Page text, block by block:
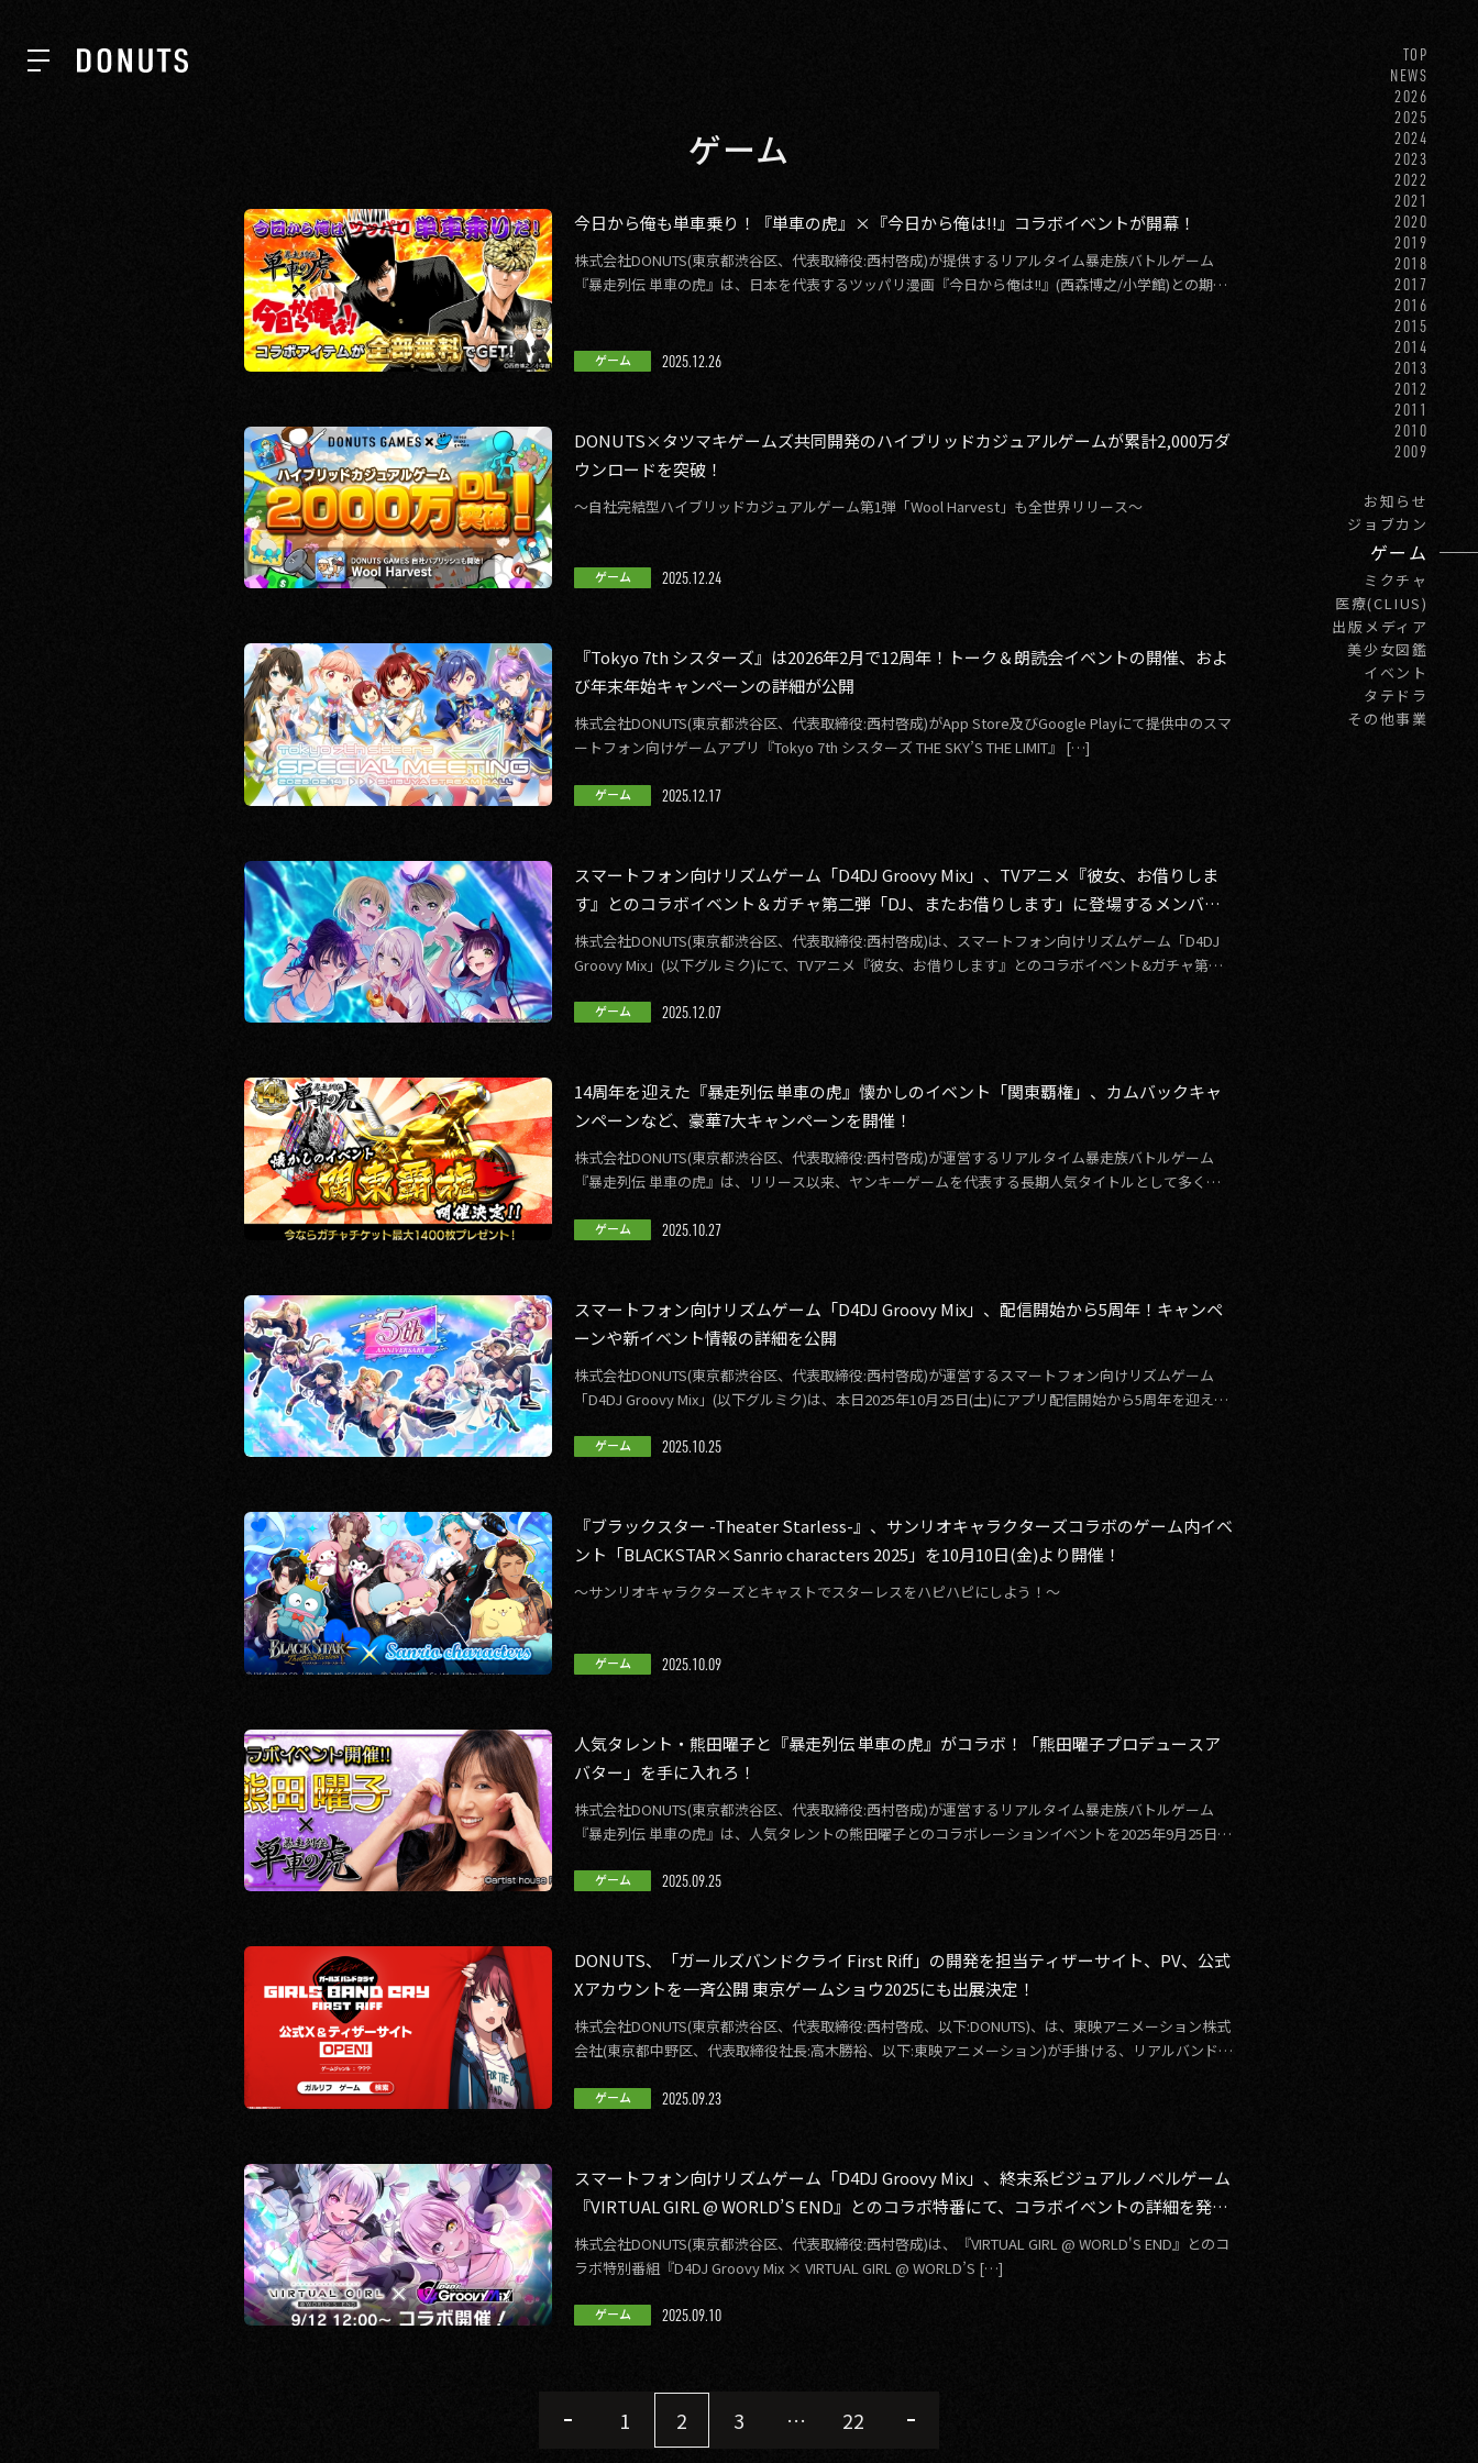
NEWS
ABOUT
GROUP
RECRUIT
CONTACT
PRIVACY POLICY
TOP
NEWS
2026
2025
2024
2023
2022
2021
2020
2019
2018
2017
2016
2015
2014
2013
2012
2011
2010
2009
お知らせ
ジョブカン
ゲーム
ミクチャ
医療(CLIUS)
出版メディア
美少女図鑑
イベント
タテドラ
その他事業
ゲーム
今日から俺も単車乗り！『単車の虎』×『今日から俺は!!』コラボイベントが開幕！
株式会社DONUTS(東京都渋谷区、代表取締役:西村啓成)が提供するリアルタイム暴走族バトルゲーム
『暴走列伝 単車の虎』は、日本を代表するツッパリ漫画『今日から俺は!!』(西森博之/小学館)との期間
ゲーム 2025.12.26
DONUTS×タツマキゲームズ共同開発のハイブリッドカジュアルゲームが累計2,000万ダ
ウンロードを突破！
～自社完結型ハイブリッドカジュアルゲーム第1弾「Wool Harvest」も全世界リリース～
ゲーム 2025.12.24
『Tokyo 7th シスターズ』は2026年2月で12周年！トーク＆朗読会イベントの開催、およ
び年末年始キャンペーンの詳細が公開
株式会社DONUTS(東京都渋谷区、代表取締役:西村啓成)がApp Store及びGoogle Playにて提供中のスマ
ートフォン向けゲームアプリ『Tokyo 7th シスターズ THE SKY’S THE LIMIT』 […]
ゲーム 2025.12.17
スマートフォン向けリズムゲーム「D4DJ Groovy Mix」、TVアニメ『彼女、お借りしま
す』とのコラボイベント＆ガチャ第二弾「DJ、またお借りします」に登場するメンバー
イラストを公開！
株式会社DONUTS(東京都渋谷区、代表取締役:西村啓成)は、スマートフォン向けリズムゲーム「D4DJ
Groovy Mix」(以下グルミク)にて、TVアニメ『彼女、お借りします』とのコラボイベント&ガチャ第二
ゲーム 2025.12.07
14周年を迎えた『暴走列伝 単車の虎』懐かしのイベント「関東覇権」、カムバックキャ
ンペーンなど、豪華7大キャンペーンを開催！
株式会社DONUTS(東京都渋谷区、代表取締役:西村啓成)が運営するリアルタイム暴走族バトルゲーム
『暴走列伝 単車の虎』は、リリース以来、ヤンキーゲームを代表する長期人気タイトルとして多くの
ゲーム 2025.10.27
スマートフォン向けリズムゲーム「D4DJ Groovy Mix」、配信開始から5周年！キャンペ
ーンや新イベント情報の詳細を公開
株式会社DONUTS(東京都渋谷区、代表取締役:西村啓成)が運営するスマートフォン向けリズムゲーム
「D4DJ Groovy Mix」(以下グルミク)は、本日2025年10月25日(土)にアプリ配信開始から5周年を迎えま
ゲーム 2025.10.25
『ブラックスター -Theater Starless-』、サンリオキャラクターズコラボのゲーム内イベ
ント「BLACKSTAR×Sanrio characters 2025」を10月10日(金)より開催！
～サンリオキャラクターズとキャストでスターレスをハピハピにしよう！～
ゲーム 2025.10.09
人気タレント・熊田曜子と『暴走列伝 単車の虎』がコラボ！「熊田曜子プロデュースア
バター」を手に入れろ！
株式会社DONUTS(東京都渋谷区、代表取締役:西村啓成)が運営するリアルタイム暴走族バトルゲーム
『暴走列伝 単車の虎』は、人気タレントの熊田曜子とのコラボレーションイベントを2025年9月25日
ゲーム 2025.09.25
DONUTS、「ガールズバンドクライ First Riff」の開発を担当ティザーサイト、PV、公式
Xアカウントを一斉公開 東京ゲームショウ2025にも出展決定！
株式会社DONUTS(東京都渋谷区、代表取締役:西村啓成、以下:DONUTS)、は、東映アニメーション株式
会社(東京都中野区、代表取締役社長:高木勝裕、以下:東映アニメーション)が手掛ける、リアルバンドと
ゲーム 2025.09.23
スマートフォン向けリズムゲーム「D4DJ Groovy Mix」、終末系ビジュアルノベルゲーム
『VIRTUAL GIRL @ WORLD’S END』とのコラボ特番にて、コラボイベントの詳細を発
表！
株式会社DONUTS(東京都渋谷区、代表取締役:西村啓成)は、『VIRTUAL GIRL @ WORLD'S END』とのコ
ラボ特別番組『D4DJ Groovy Mix × VIRTUAL GIRL @ WORLD’S […]
ゲーム 2025.09.10
1 2 3 … 22